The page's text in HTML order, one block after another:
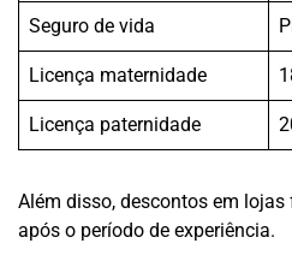
Seguro de vida
Licença maternidade
Licença paternidade
Além disso, descontos em
após o período de experiência.